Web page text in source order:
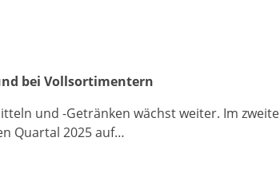
bei Vollsortimentern
und -Getränken wächst weiter. Im
Quartal 2025 auf…